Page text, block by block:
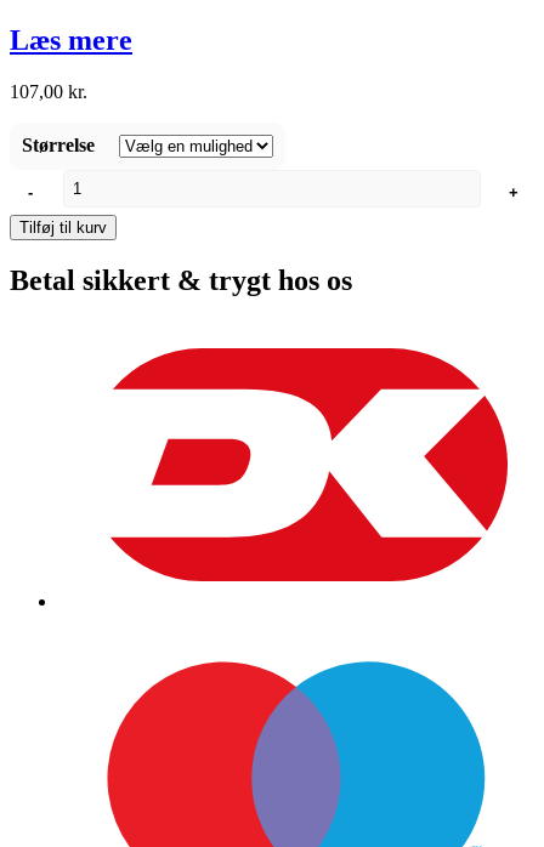
Læs mere
107,00 kr.
Størrelse
Arctic
montagehandske
antal
-
+
Tilføj til kurv
Betal sikkert & trygt hos os